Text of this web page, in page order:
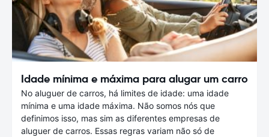
Idade mínima e máxima para alugar um carro
No aluguer de carros, há limites de idade: uma idade
mínima e uma idade máxima. Não somos nós que
definimos isso, mas sim as diferentes empresas de
aluguer de carros. Essas regras variam não só de